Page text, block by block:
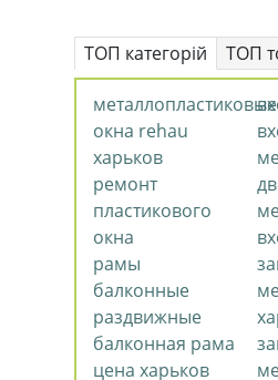
ТОП категорій ТОП
металлопластиковые
окна rehau
харьков
ремонт
пластикового
окна
рамы
балконные
раздвижные
балконная рама
цена харьков